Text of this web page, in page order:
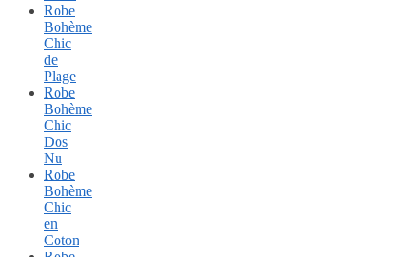
Robe
Bohème
Chic
de
Plage
Robe
Bohème
Chic
Dos
Nu
Robe
Bohème
Chic
en
Coton